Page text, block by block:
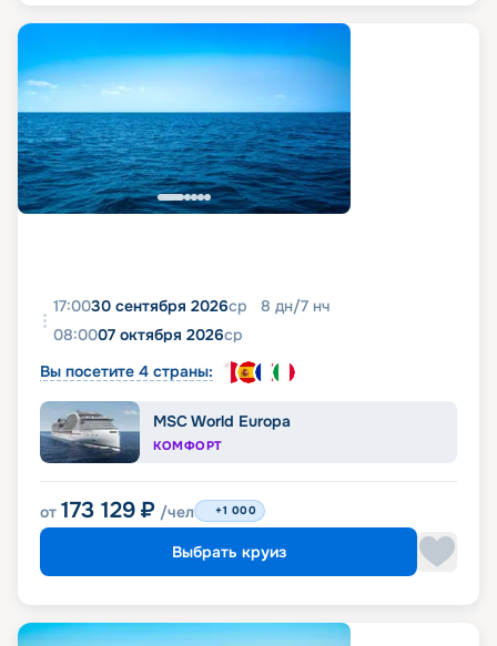
17:0030 сентября 2026ср 8 дн/7 нч
08:0007 октября 2026ср
Вы посетите 4 страны:
MSC World Europa
КОМФОРТ
от 173 129 ₽ /чел +1 000
Выбрать круиз